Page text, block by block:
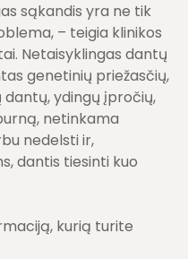
sąkandis yra ne tik
– teigia klinikos
Netaisyklingas dantų
genetinių priežasčių,
ydingų įpročių,
netinkama
nedelsti ir,
dantis tiesinti kuo
kurią turite